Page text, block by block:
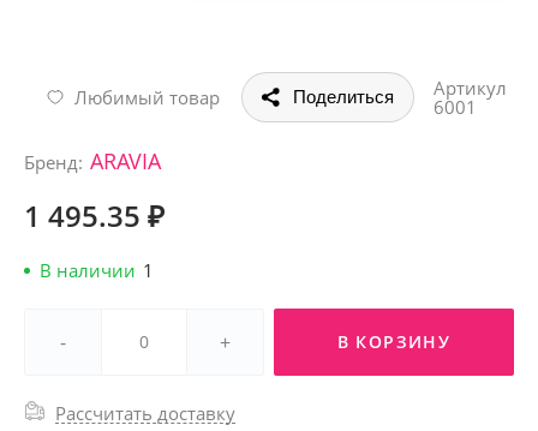
Любимый товар Поделиться
Артикул
6001
Бренд: ARAVIA
1 495.35 ₽
В наличии 1
- + В КОРЗИНУ
Рассчитать доставку